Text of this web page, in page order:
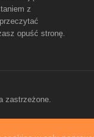
z
opuść stronę.
zastrzeżone.